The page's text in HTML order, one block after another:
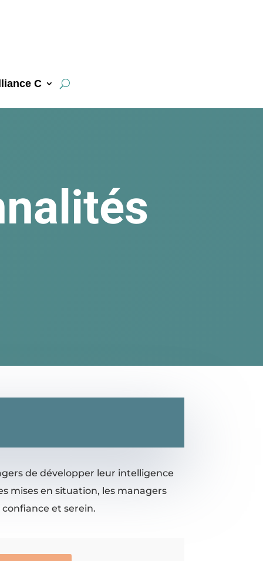
C
de développer leur intelligence
mises en situation, les managers
et serein.